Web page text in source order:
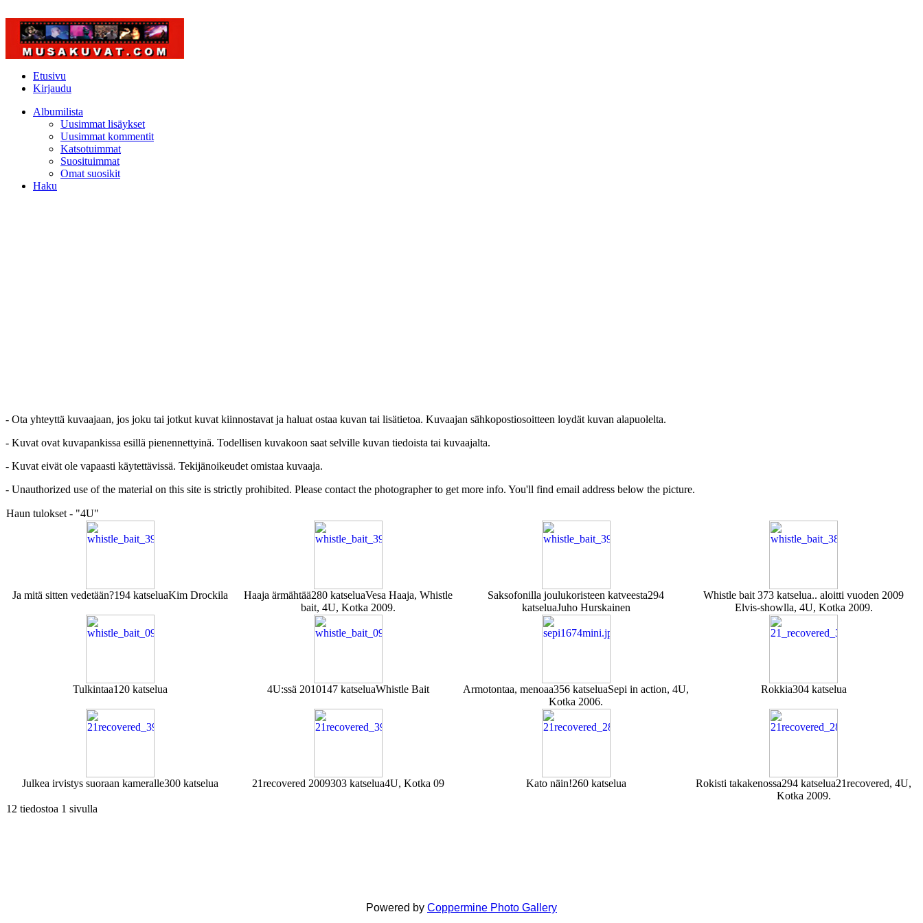
Etusivu
Kirjaudu
Albumilista
Uusimmat lisäykset
Uusimmat kommentit
Katsotuimmat
Suosituimmat
Omat suosikit
Haku
- Ota yhteyttä kuvaajaan, jos joku tai jotkut kuvat kiinnostavat ja haluat ostaa kuvan tai lisätietoa. Kuvaajan sähkopostiosoitteen loydät kuvan alapuolelta.
- Kuvat ovat kuvapankissa esillä pienennettyinä. Todellisen kuvakoon saat selville kuvan tiedoista tai kuvaajalta.
- Kuvat eivät ole vapaasti käytettävissä. Tekijänoikeudet omistaa kuvaaja.
- Unauthorized use of the material on this site is strictly prohibited. Please contact the photographer to get more info. You'll find email address below the picture.
Haun tulokset - "4U"
Ja mitä sitten vedetään?194 katseluaKim Drockila Haaja ärmähtää280 katseluaVesa Haaja, Whistle
bait, 4U, Kotka 2009.
Saksofonilla joulukoristeen katveesta294
katseluaJuho Hurskainen
Whistle bait 373 katselua.. aloitti vuoden 2009
Elvis-showlla, 4U, Kotka 2009.
Tulkintaa120 katselua 4U:ssä 2010147 katseluaWhistle Bait Armotontaa, menoaa356 katseluaSepi in action, 4U,
Kotka 2006.
Rokkia304 katselua
Julkea irvistys suoraan kameralle300 katselua 21recovered 2009303 katselua4U, Kotka 09 Kato näin!260 katselua Rokisti takakenossa294 katselua21recovered, 4U,
Kotka 2009.
12 tiedostoa 1 sivulla
Powered by Coppermine Photo Gallery